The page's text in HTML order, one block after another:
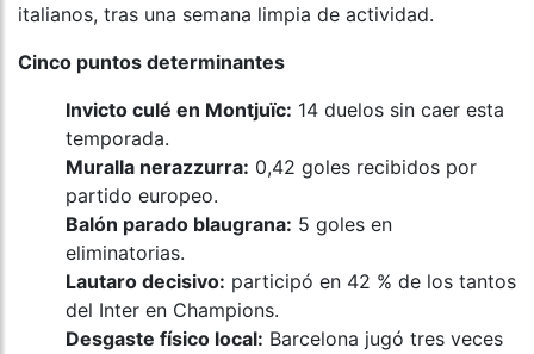
italianos, tras una semana limpia de actividad.
Cinco puntos determinantes
Invicto culé en Montjuïc: 14 duelos sin caer esta
temporada.
Muralla nerazzurra: 0,42 goles recibidos por
partido europeo.
Balón parado blaugrana: 5 goles en
eliminatorias.
Lautaro decisivo: participó en 42 % de los tantos
del Inter en Champions.
Desgaste físico local: Barcelona jugó tres veces